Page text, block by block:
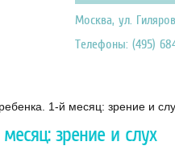
Москва, ул.
Телефоны: (495)
1-й месяц: зрение и
зрение и слух